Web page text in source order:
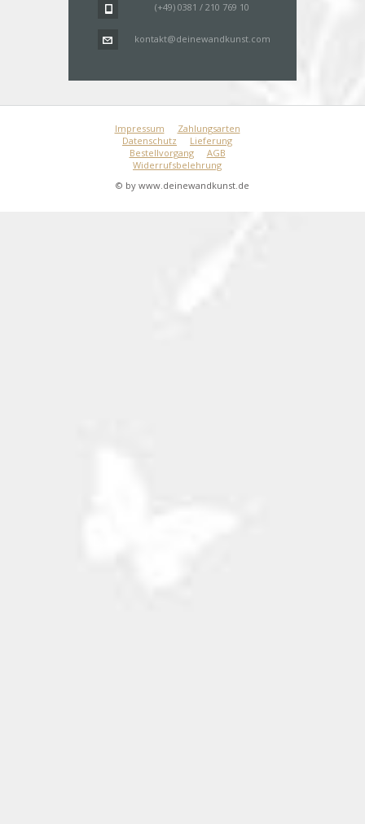
(+49) 0381 / 210 769 10
kontakt@deinewandkunst.com
Impressum
Zahlungsarten
Datenschutz
Lieferung
Bestellvorgang
AGB
Widerrufsbelehrung
© by www.deinewandkunst.de